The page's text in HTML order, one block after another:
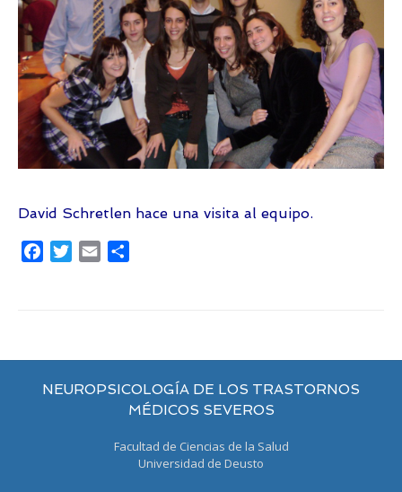
David Schretlen hace una visita al equipo.
FacebookTwitter
Email
NEUROPSICOLOGÍA DE LOS TRASTORNOS
MÉDICOS SEVEROS
Facultad de Ciencias de la Salud
Universidad de Deusto